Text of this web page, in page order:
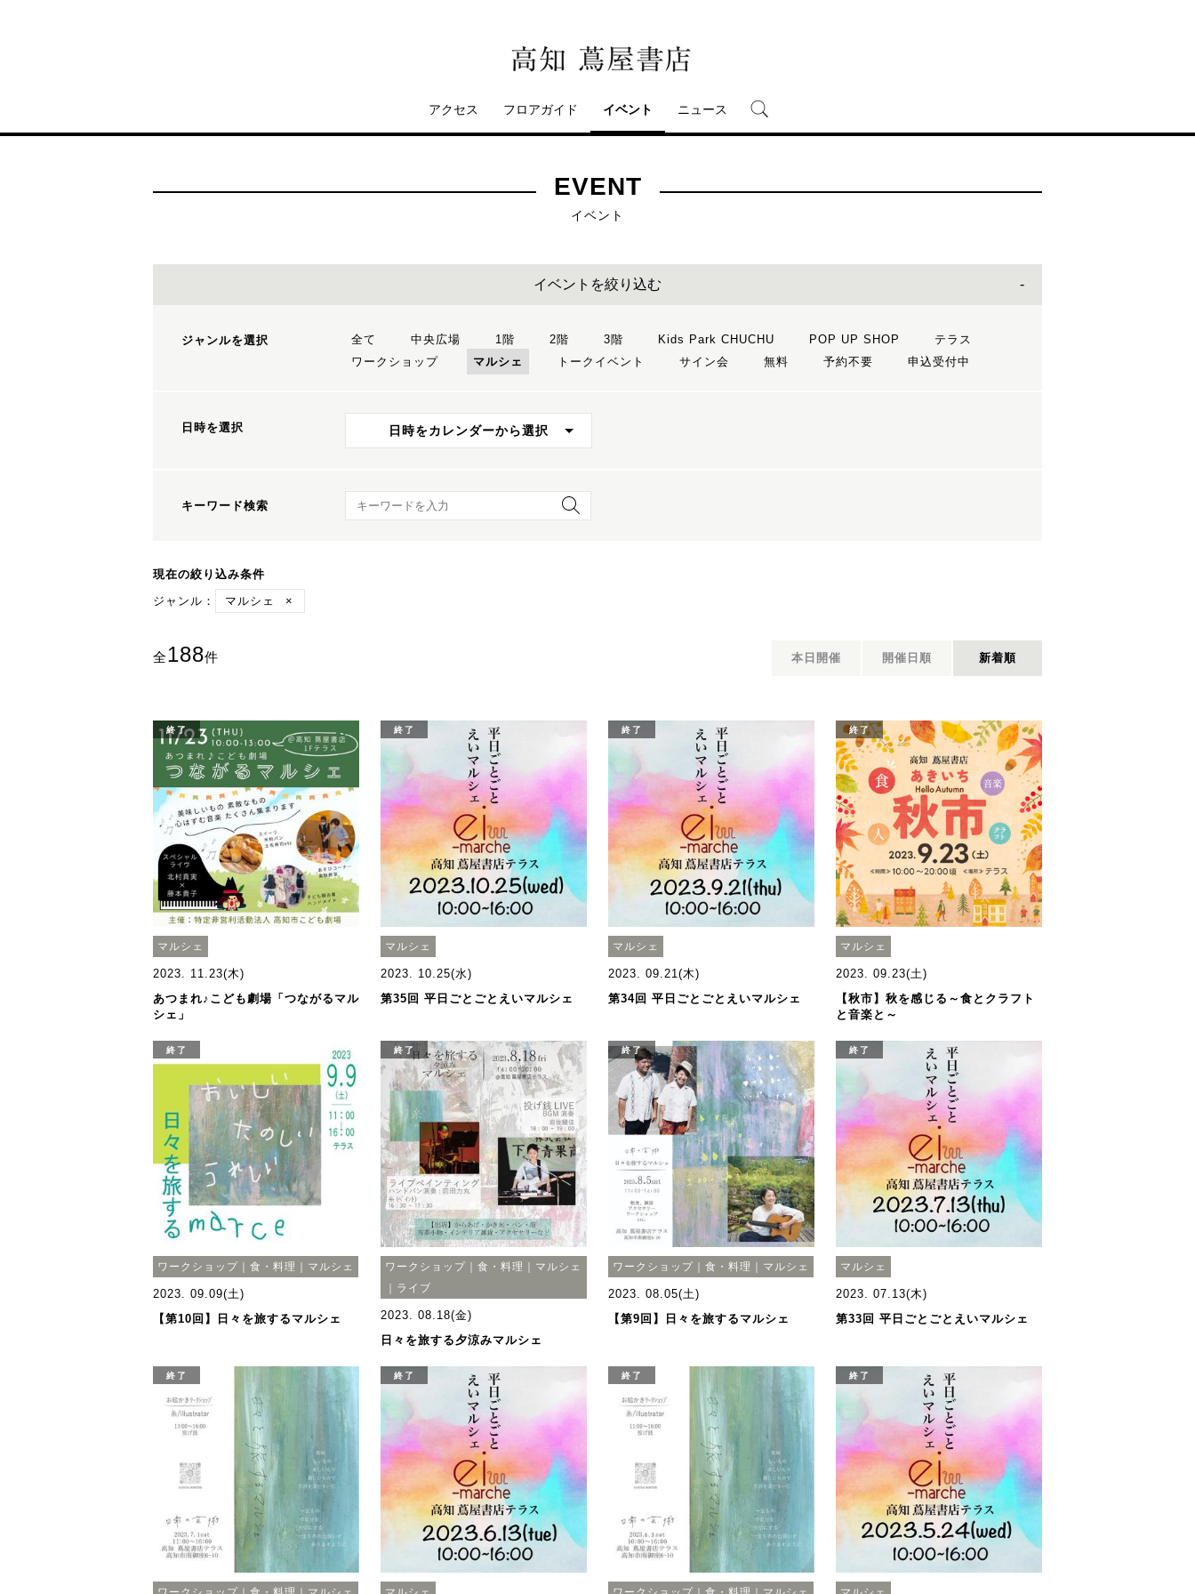
アクセス フロアガイド イベント ニュース
EVENT
イベント
イベントを絞り込む
ジャンルを選択 全て 中央広場 1階 2階 3階 Kids Park CHUCHU POP UP SHOP
テラス
ワークショップ
マルシェ トークイベント サイン会 無料 予約不要 申込受付中
日時を選択 日時をカレンダーから選択
キーワード検索 キーワード検索
現在の絞り込み条件
ジャンル：
マルシェ ×
全188件 本日開催 開催日順 新着順
終了
マルシェ
2023. 11.23(木)
あつまれ♪こども劇場「つながるマル
シェ」
終了
マルシェ
2023. 10.25(水)
第35回 平日ごとごとえいマルシェ
終了
マルシェ
2023. 09.21(木)
第34回 平日ごとごとえいマルシェ
終了
マルシェ
2023. 09.23(土)
【秋市】秋を感じる～食とクラフト
と音楽と～
終了
ワークショップ｜食・料理｜マルシェ
2023. 09.09(土)
【第10回】日々を旅するマルシェ
終了
ワークショップ｜食・料理｜マルシェ
｜ライブ
2023. 08.18(金)
日々を旅する夕涼みマルシェ
終了
ワークショップ｜食・料理｜マルシェ
2023. 08.05(土)
【第9回】日々を旅するマルシェ
終了
マルシェ
2023. 07.13(木)
第33回 平日ごとごとえいマルシェ
終了 終了 終了 終了